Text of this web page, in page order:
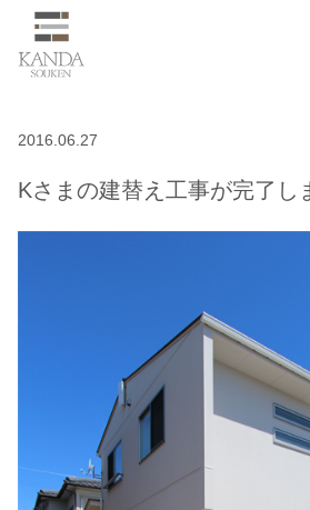
2016.06.27
Kさまの建替え工事が完了し